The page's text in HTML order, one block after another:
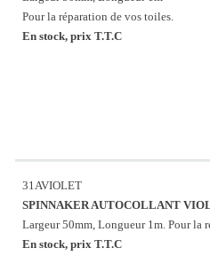
Pour la réparation de vos toiles.
En stock, prix T.T.C
31AVIOLET
SPINNAKER AUTOCOLLANT
Largeur 50mm, Longueur 1m. Pour la
En stock, prix T.T.C